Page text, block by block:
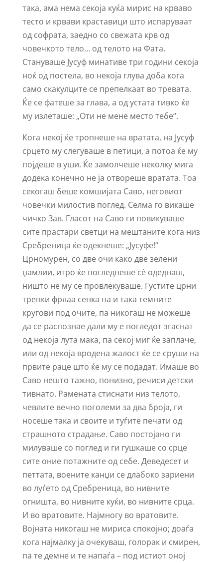
така, ама нема секоја куќа мирис на крваво
тесто и крвави краставици што испаруваат
од софрата, заедно со свежата крв од
човечкото тело… од телото на Фата.
Стануваше Јусуф минативе три години секоја
ноќ од постела, во некоја глува доба кога
само скакулците се препелкаат во тревата.
Ќе се фатеше за глава, а од устата тивко ќе
му излеташе: „Оти не мене место тебе“.
Кога некој ќе тропнеше на вратата, на Јусуф
срцето му слегуваше в петици, а потоа ќе му
појдеше в уши. Ќе замолчеше неколку мига
додека конечно не ја отвореше вратата. Тоа
секогаш беше комшијата Саво, неговиот
човечки милостив поглед. Селма го викаше
чичко Зав. Гласот на Саво ги повикуваше
сите прастари светци на мештаните кога низ
Сребреница ќе одекнеше: „Јусуфе!“
Црномурен, со две очи како две зелени
џамлии, итро ќе погледнеше сѐ одеднаш,
ништо не му се провлекуваше. Густите црни
трепки фрлаа сенка на и така темните
кругови под очите, па никогаш не можеше
да се распознае дали му е погледот згаснат
од некоја лута мака, па секој миг ќе заплаче,
или од некоја вродена жалост ќе се сруши на
првите раце што ќе му се подадат. Имаше во
Саво нешто тажно, понизно, речиси детски
тивнато. Рамената стиснати низ телото,
чевлите вечно поголеми за два броја, ги
носеше така и своите и туѓите печати од
страшното страдање. Саво постојано ги
милуваше со поглед и ги гушкаше со срце
сите оние потажните од себе. Деведесет и
петтата, воените канџи се длабоко зариени
во луѓето од Сребреница, во нивните
огништа, во нивните куќи, во нивните срца.
И во вратовите. Најмногу во вратовите.
Војната никогаш не мириса спокојно; доаѓа
кога најмалку ја очекуваш, голорак и смирен,
па те демне и те напаѓа – под истиот оној